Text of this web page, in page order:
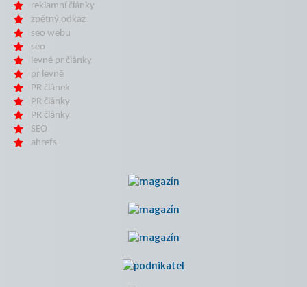
reklamní články
zpětný odkaz
seo webu
seo
levné pr články
pr levně
PR článek
PR články
PR články
SEO
ahrefs